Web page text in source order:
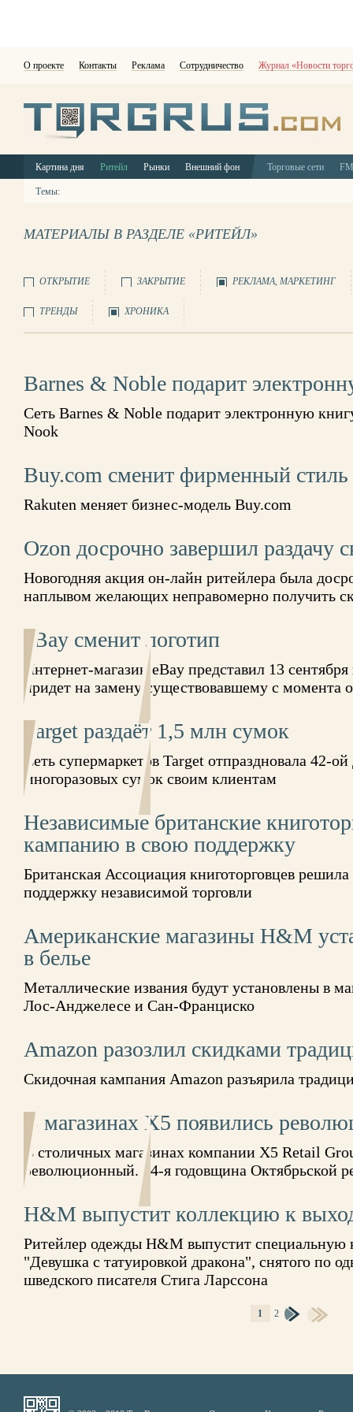
О проекте Контакты Реклама Сотрудничество Журнал «Новости
Картина дня Ритейл Рынки Внешний фон Торговые сети
Темы:
МАТЕРИАЛЫ В РАЗДЕЛЕ «РИТЕЙЛ»
ОТКРЫТИЕ ЗАКРЫТИЕ РЕКЛАМА, МАРКЕТИНГ
ТРЕНДЫ ХРОНИКА
Barnes & Noble подарит
Сеть Barnes & Noble подарит электронную
Nook
Buy.com сменит фирменный стиль
Rakuten меняет бизнес-модель Buy.com
Ozon досрочно завершил раздачу
Новогодняя акция он-лайн ритейлера была
наплывом желающих неправомерно получить
eBay сменит логотип
Интернет-магазин eBay представил 13
придет на замену существовавшему с момента
Target раздаёт 1,5 млн сумок
Сеть супермаркетов Target отпраздновала 42-
многоразовых сумок своим клиентам
Независимые британские
кампанию в свою поддержку
Британская Ассоциация книготорговцев
поддержку независимой торговли
Американские магазины Н&M
в белье
Металлические извания будут установлены в
Лос-Анджелесе и Сан-Франциско
Amazon разозлил скидками
Скидочная кампания Amazon разъярила
В магазинах X5 появились
В столичных магазинах компании X5 Retail
революционный. 94-я годовщина Октябрьской
H&M выпустит коллекцию к
Ритейлер одежды H&M выпустит специальную
"Девушка с татуировкой дракона", снятого по
шведского писателя Стига Ларссона
1 2